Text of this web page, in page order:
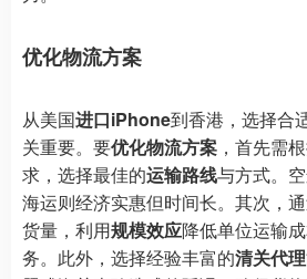
优化物流方案
从美国进口iPhone到香港，选择合
关重要。要优化物流方案 ，首先需
求，选择最佳的运输路线与方式。
海运则经济实惠但时间长。其次，
货量，利用规模效应降低单位运输
务。此外，选择经验丰富的清关代理